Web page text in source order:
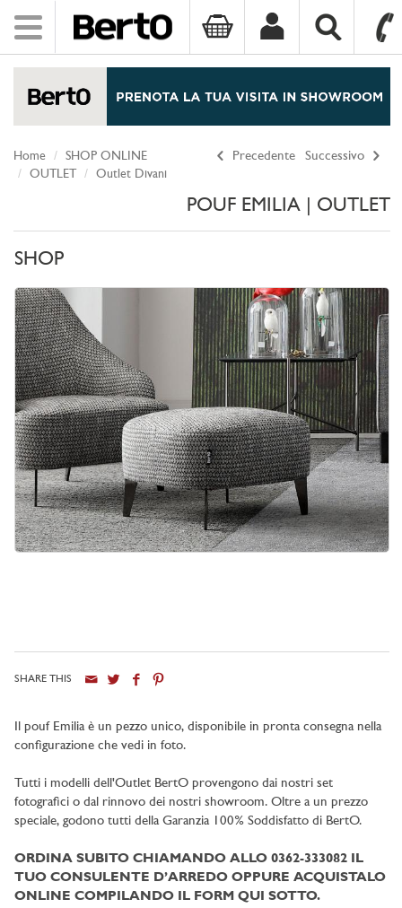
Toggle
navigation
Precedente Successivo
Home
SHOP ONLINE
OUTLET
Outlet Divani
POUF EMILIA | OUTLET
SHOP
SHARE THIS
Il pouf Emilia è un pezzo unico, disponibile in pronta consegna nella
configurazione che vedi in foto.
Tutti i modelli dell'Outlet BertO provengono dai nostri set
fotografici o dal rinnovo dei nostri showroom. Oltre a un prezzo
speciale, godono tutti della Garanzia 100% Soddisfatto di BertO.
ORDINA SUBITO CHIAMANDO ALLO 0362-333082 IL
TUO CONSULENTE D’ARREDO OPPURE ACQUISTALO
ONLINE COMPILANDO IL FORM QUI SOTTO.